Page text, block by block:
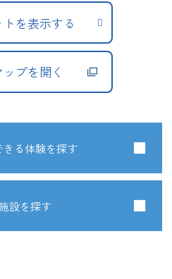
を表示する
プを開く
る体験を探す
設を探す